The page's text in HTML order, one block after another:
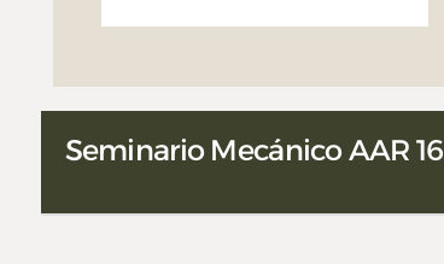
Seminario Mecánico AAR 16